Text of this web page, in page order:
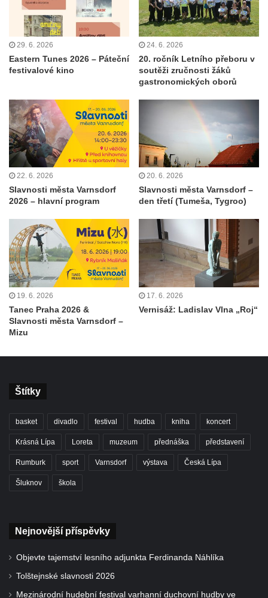
29. 6. 2026
Eastern Tunes 2026 – Páteční
festivalové kino
24. 6. 2026
20. ročník Letního přeboru v
soutěži zručnosti žáků
gastronomických oborů
22. 6. 2026
Slavnosti města Varnsdorf
2026 – hlavní program
20. 6. 2026
Slavnosti města Varnsdorf –
den třetí (Tumeša, Tygroo)
19. 6. 2026
Tanec Praha 2026 &
Slavnosti města Varnsdorf –
Mizu
17. 6. 2026
Vernisáž: Ladislav Vlna „Roj“
Štítky
basket divadlo festival hudba kniha koncert
Krásná Lípa Loreta muzeum přednáška představení
Rumburk sport Varnsdorf výstava Česká Lípa
Šluknov škola
Nejnovější příspěvky
Objevte tajemství lesního adjunkta Ferdinanda Náhlíka
Tolštejnské slavnosti 2026
Mezinárodní hudební festival varhanní duchovní hudby ve